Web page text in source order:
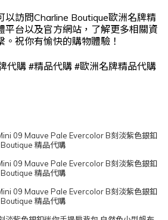
以訪問Charline Boutique歐洲名牌精
平台以及官方網站，了解更多相關資
祝你有愉快的購物體驗！
代購 #精品代購 #歐洲名牌精品代購